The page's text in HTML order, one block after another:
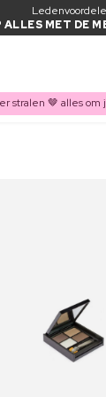
ALLES MET DE
stralen 🤎 alles